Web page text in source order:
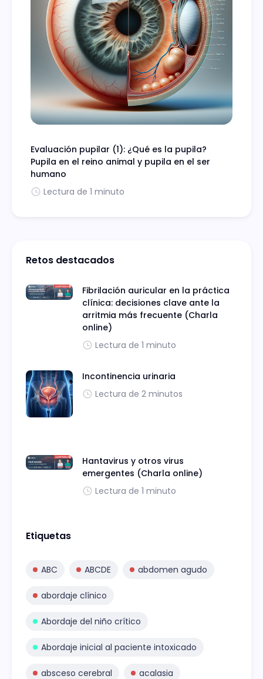
Evaluación pupilar (1): ¿Qué es la pupila?
Pupila en el reino animal y pupila en el ser
humano
Lectura de 1 minuto
Retos destacados
Fibrilación auricular en la práctica
clínica: decisiones clave ante la
arritmia más frecuente (Charla
online)
Lectura de 1 minuto
Incontinencia urinaria
Lectura de 2 minutos
Hantavirus y otros virus
emergentes (Charla online)
Lectura de 1 minuto
Etiquetas
ABC ABCDE abdomen agudo
abordaje clínico
Abordaje del niño crítico
Abordaje inicial al paciente intoxicado
absceso cerebral acalasia